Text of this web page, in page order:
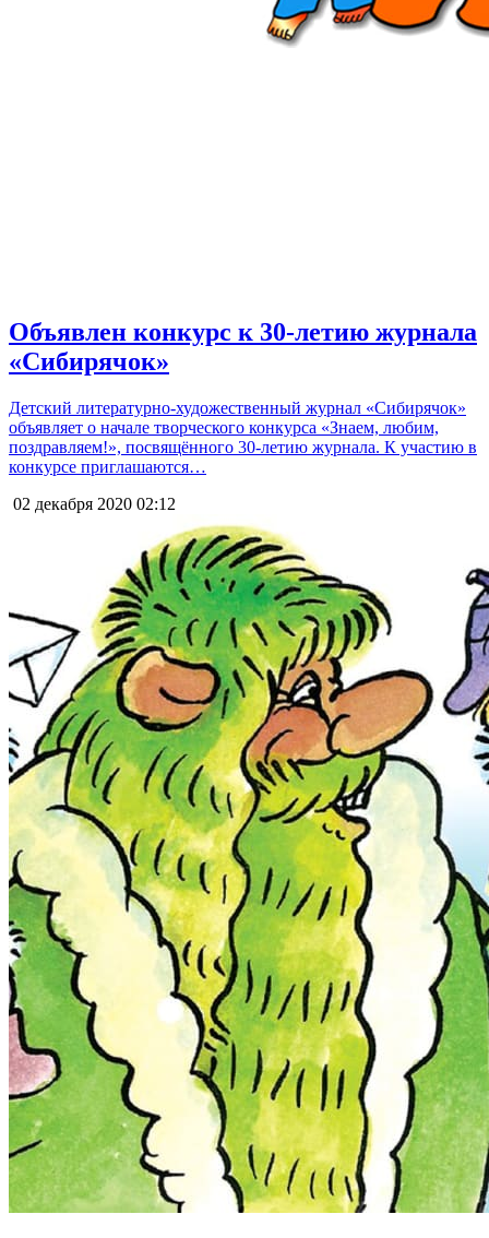
Объявлен конкурс к 30-летию журнала
«Сибирячок»
Детский литературно-художественный журнал «Сибирячок»
объявляет о начале творческого конкурса «Знаем, любим,
поздравляем!», посвящённого 30-летию журнала. К участию в
конкурсе приглашаются…
02 декабря 2020 02:12